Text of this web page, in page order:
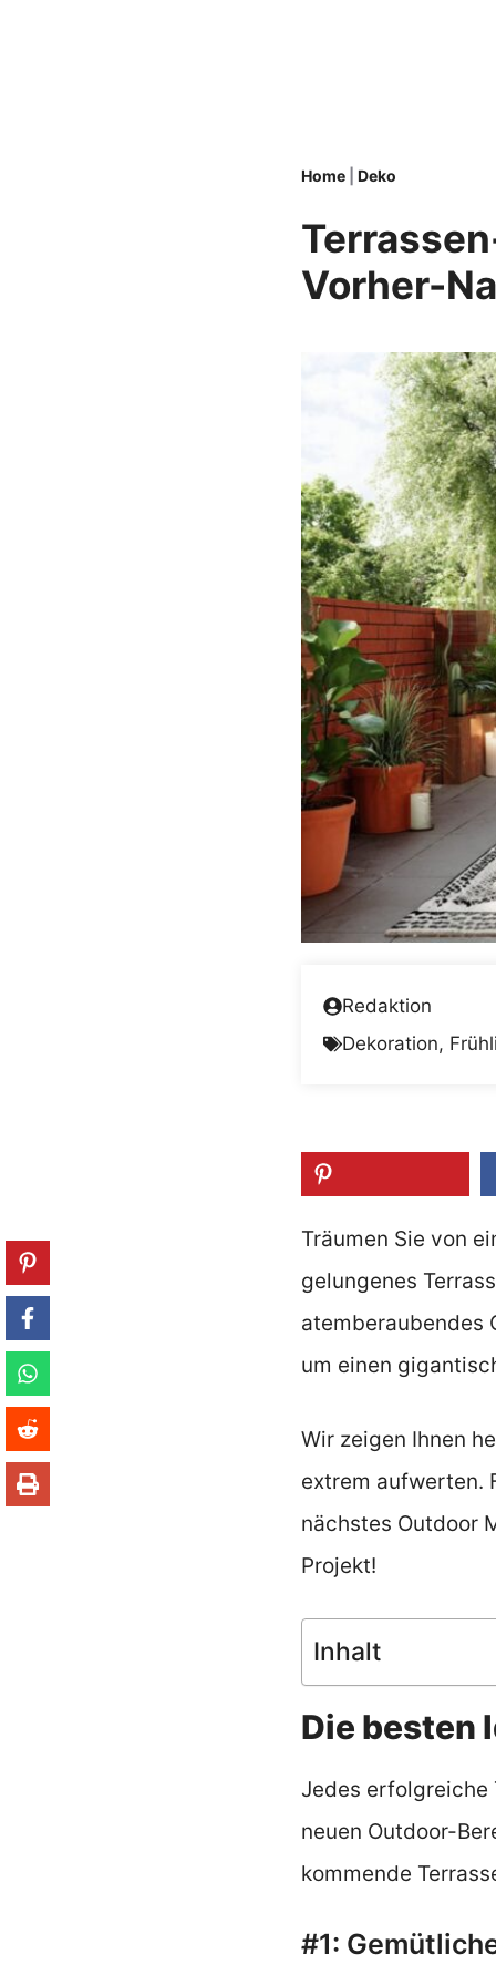
Home Deko
Vorher-
Redaktion
Dekoration,
Träumen Sie von
gelungenes
atemberaubendes
um einen
Wir zeigen Ihnen
extrem aufwerten.
nächstes Outdoor
Projekt!
Inhalt
Die besten
Jedes erfolgreiche
neuen Outdoor-
kommende
#1: